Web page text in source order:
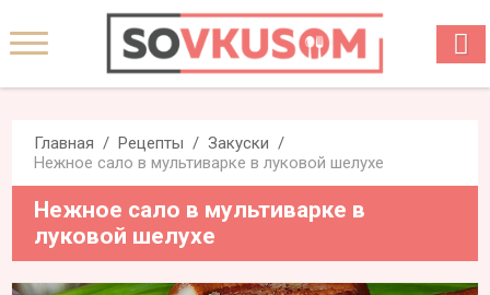
Главная Рецепты
Закуски
Нежное сало в мультиварке в луковой шелухе
Нежное сало в мультиварке в
луковой шелухе